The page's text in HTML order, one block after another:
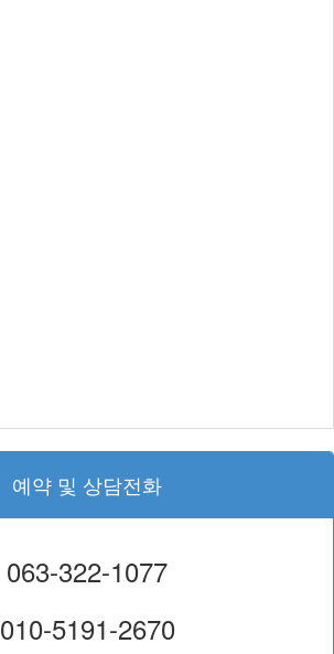
예약 및 상담전화
063-322-1077
010-5191-2670